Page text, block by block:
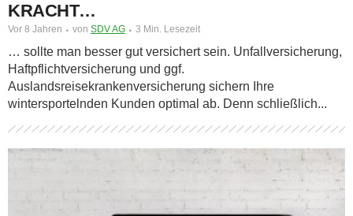
KRACHT…
Vor 8 Jahren von SDV AG 3 Min. Lesezeit
… sollte man besser gut versichert sein. Unfallversicherung,
Haftpflichtversicherung und ggf.
Auslandsreisekrankenversicherung sichern Ihre
wintersportelnden Kunden optimal ab. Denn schließlich...